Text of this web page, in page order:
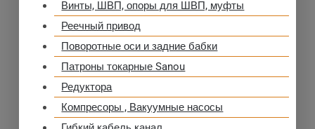
Винты, ШВП, опоры для ШВП, муфты
Реечный привод
Поворотные оси и задние бабки
Патроны токарные Sanou
Редуктора
Компресоры , Вакуумные насосы